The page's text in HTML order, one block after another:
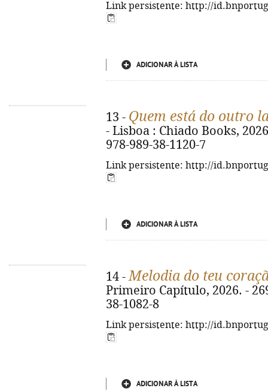
Link persistente: http://
ADICIONAR À LISTA
13 - Quem está do outro
- Lisboa : Chiado Books,
978-989-38-1120-7
Link persistente: http://
ADICIONAR À LISTA
14 -Melodia do teu
Primeiro Capítulo, 2026. -
38-1082-8
Link persistente: http://
ADICIONAR À LISTA